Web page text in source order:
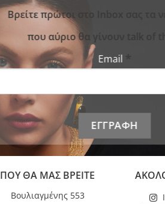
Bρείτε πρώτοι στο Inbox σας τα
που αύριο θα γίνουν talk of
Email
ΠΟΥ ΘΑ ΜΑΣ ΒΡΕΙΤΕ
Βουλιαγμένης 553